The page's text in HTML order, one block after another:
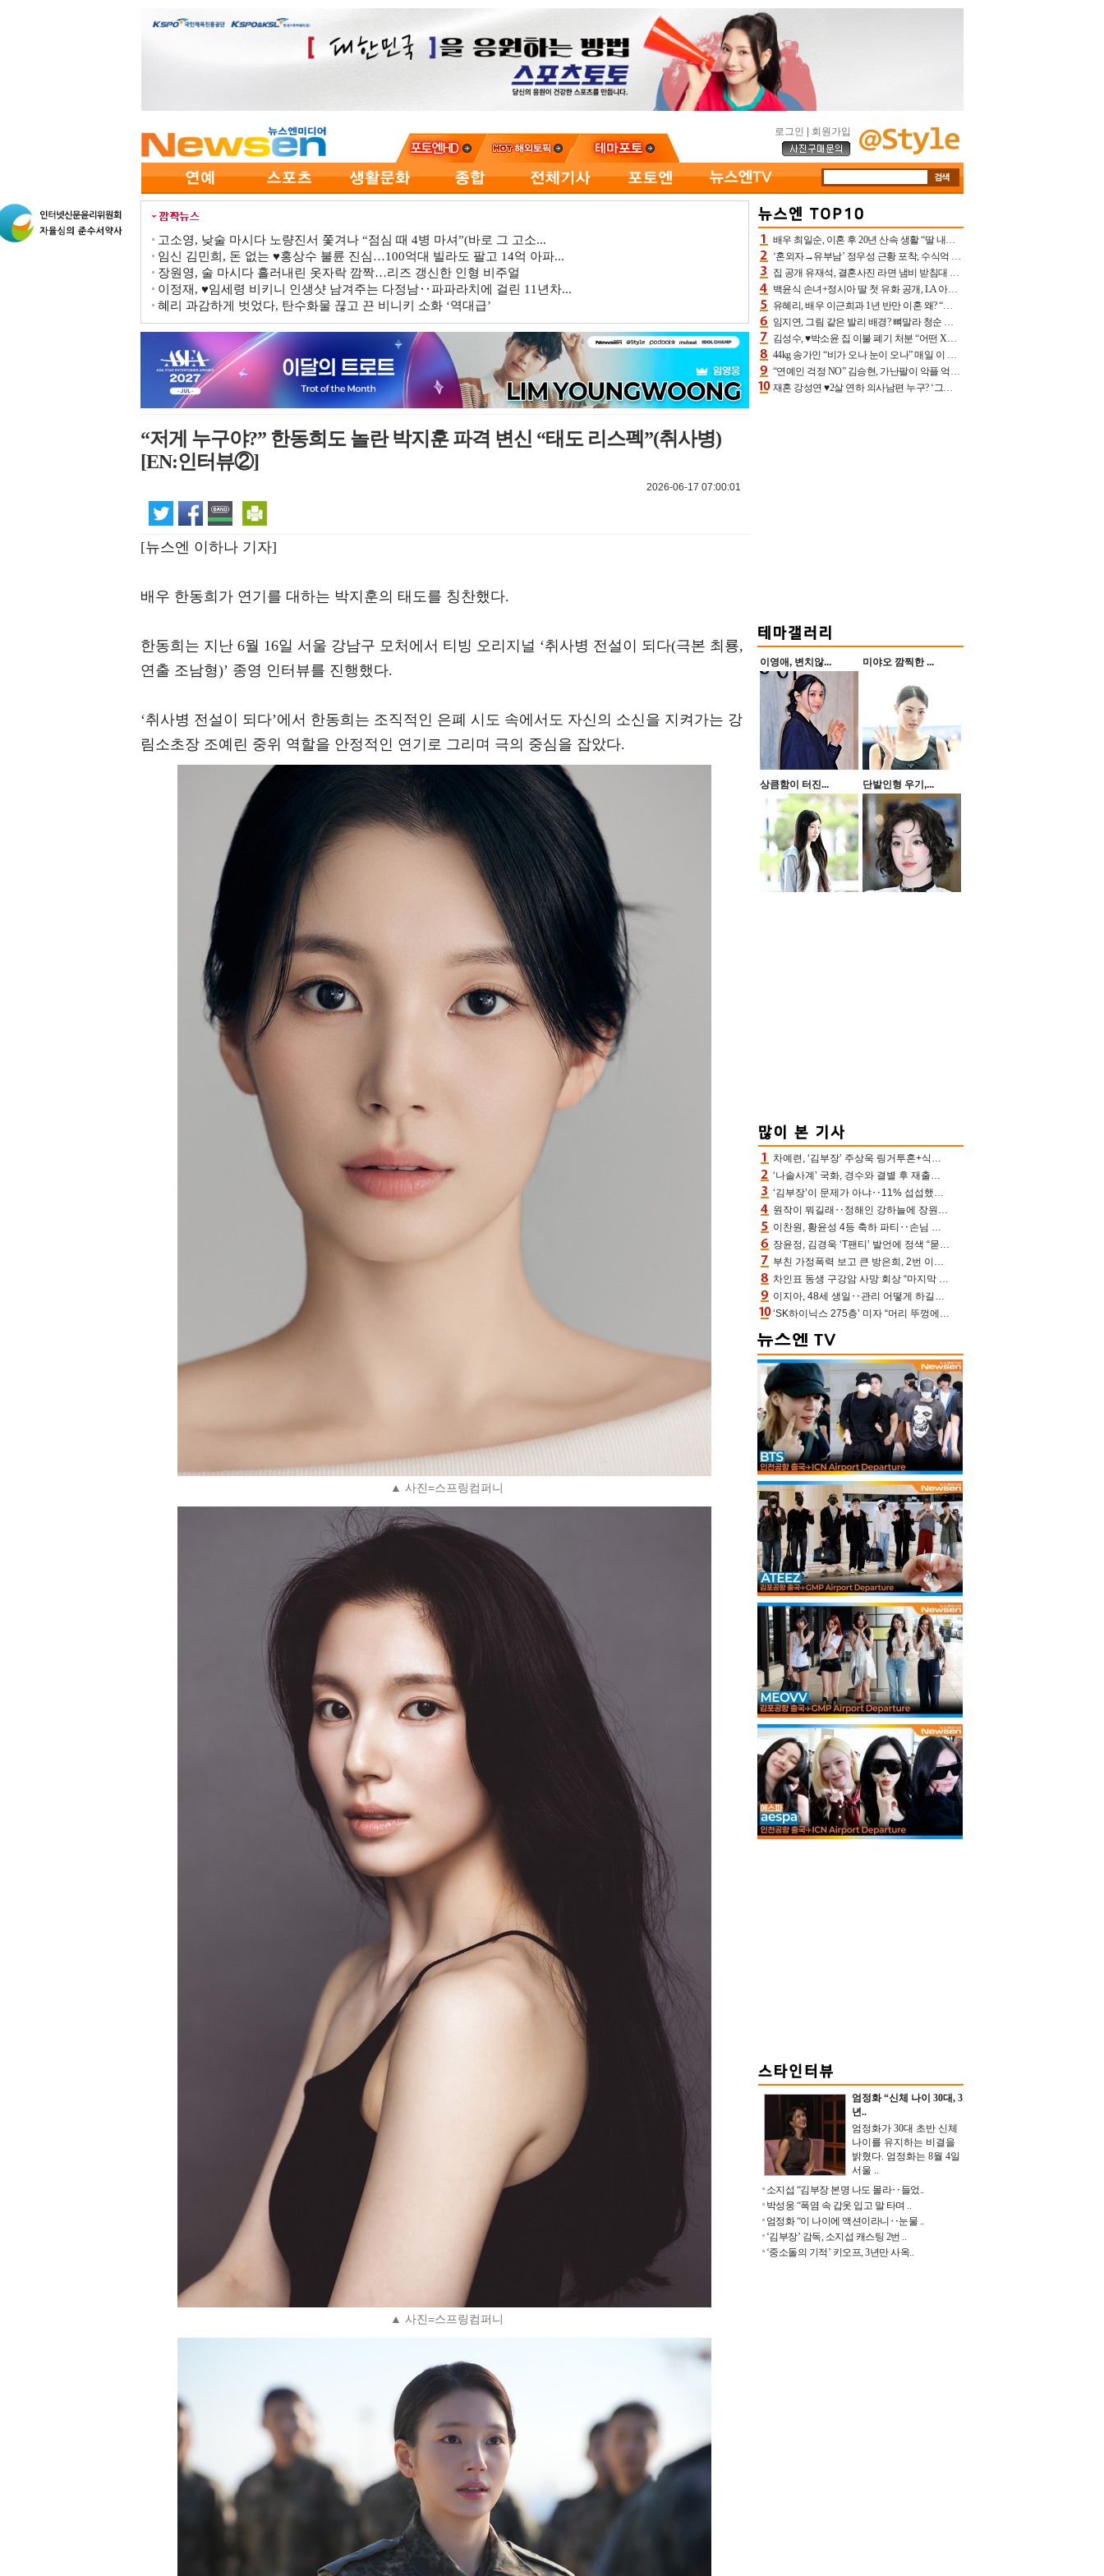
로그인 회원가입
고소영, 낮술 마시다 노량진서 쫓겨나 “점심 때 4병 마셔”(바로 그 고소...
임신 김민희, 돈 없는 ♥홍상수 불륜 진심…100억대 빌라도 팔고 14억 아파...
장원영, 술 마시다 흘러내린 옷자락 깜짝…리즈 갱신한 인형 비주얼
이정재, ♥임세령 비키니 인생샷 남겨주는 다정남‥파파라치에 걸린 11년차...
혜리 과감하게 벗었다, 탄수화물 끊고 끈 비니키 소화 ‘역대급’
“저게 누구야?” 한동희도 놀란 박지훈 파격 변신 “태도 리스펙”(취사병)
[EN:인터뷰②]
2026-06-17 07:00:01
[뉴스엔 이하나 기자]
배우 한동희가 연기를 대하는 박지훈의 태도를 칭찬했다.
한동희는 지난 6월 16일 서울 강남구 모처에서 티빙 오리지널 ‘취사병 전설이 되다(극본 최룡,
연출 조남형)’ 종영 인터뷰를 진행했다.
‘취사병 전설이 되다’에서 한동희는 조직적인 은폐 시도 속에서도 자신의 소신을 지켜가는 강
림소초장 조예린 중위 역할을 안정적인 연기로 그리며 극의 중심을 잡았다.
▲ 사진=스프링컴퍼니
▲ 사진=스프링컴퍼니
배우 최일순, 이혼 후 20년 산속 생활 “딸 내가 버렸다고 원망‥맘 아파”(특종)[어제TV]
‘혼외자→유부남’ 정우성 근황 포착, 수식억 해킹 피해 후배 만났다 “존경하는”
집 공개 유재석, 결혼사진 라면 냄비 받침대 되고 분노‥가족사진도 피해(놀뭐)[어제TV]
백윤식 손녀+정시아 딸 첫 유화 공개, LA 아트쇼→서울국제조각페스타 작가다운 수준급 실력
유혜리, 배우 이근희과 1년 반만 이혼 왜? “식칼 꽂고 의자 던져” 충격 폭로(특종)[어제TV]
임지연, 그림 같은 발리 배경? 뼈말라 청순 비키니 핏에 상대 안 되네
김성수, ♥박소윤 집 이불 폐기 처분 “어떤 X이랑 썼을지 몰라” 질투(신랑수업2)[어제TV]
44kg 송가인 “비가 오나 눈이 오나” 매일 이 운동, 허벅지 근육량 상승+체지방 감소
“연예인 걱정 NO” 김승현, 가난팔이 악플 억울할만‥아내+딸과 日 여행
재혼 강성연 ♥2살 연하 의사남편 누구? ‘그알’ 자문의에 훈남 비주얼 초엘리트 스펙 [종합]
이영애, 변치않... 미야오 깜찍한 ...
상큼함이 터진... 단발인형 우기,...
차예련, ‘김부장’ 주상욱 링거투혼+식스팩 비화 “옷 벗는데 아저씨는 안 된다고”(차장금)
‘나솔사계’ 국화, 경수와 결별 후 재출연…첫인상 3표 몰표
‘김부장’이 문제가 아냐‥11% 섭섭했던 ‘재벌X형사2’ 돈·빽 총동원해 컴백 [TV보고서]
원작이 뭐길래‥정해인 강하늘에 장원영까지 참여한 이 영화
이찬원, 황윤성 4등 축하 파티‥손님 모으려 블랙핑크 지수와 친한 척(편스토랑)[어제TV]
장윤정, 김경욱 ‘T팬티’ 발언에 정색 “묻지 않았는데, 그것도 성희롱”(장공장)
부친 가정폭력 보고 큰 방은희, 2번 이혼 후 잠수→母 고독사에 자책(특종세상)[어제TV]
차인표 동생 구강암 사망 회상 “마지막 순간 동생 손 잡아준 신애라, 두고두고 고마워” (신애라이프)
이지아, 48세 생일‥관리 어떻게 하길래 놀라운 동안 미모
‘SK하이닉스 275층’ 미자 “머리 뚜껑에서 사, 주식만 안 해도 돈 버는 것”
엄정화 “신체 나이 30대, 3
년..
엄정화가 30대 초반 신체
나이를 유지하는 비결을
밝혔다. 엄정화는 8월 4일
서울 ..
소지섭 “김부장 본명 나도 몰라‥들었..
박성웅 “폭염 속 갑옷 입고 말 타며 ..
엄정화 “이 나이에 액션이라니‥눈물 ..
‘김부장’ 감독, 소지섭 캐스팅 2번 ..
‘중소돌의 기적’ 키오프, 3년만 사옥..